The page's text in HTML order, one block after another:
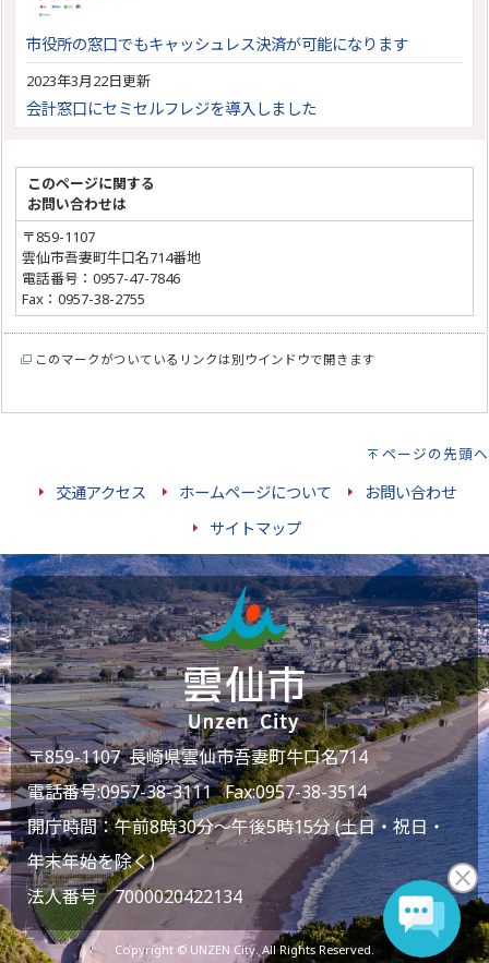
市役所の窓口でもキャッシュレス決済が可能になります
2023年3月22日更新
会計窓口にセミセルフレジを導入しました
このページに関する
お問い合わせは
〒859-1107
雲仙市吾妻町牛口名714番地
電話番号：0957-47-7846
Fax：0957-38-2755
このマークがついているリンクは別ウインドウで開きます
ページの先頭へ
交通アクセス ホームページについて
お問い合わせ
サイトマップ
〒859-1107 長崎県雲仙市吾妻町牛口名714
電話番号:0957-38-3111Fax:0957-38-3514
開庁時間：午前8時30分～午後5時15分 (土日・祝日・
年末年始を除く)
法人番号 7000020422134
Copyright © UNZEN City. All Rights Reserved.